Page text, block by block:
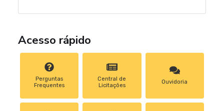
Acesso rápido
Perguntas
Frequentes
Central de
Licitações
Ouvidoria